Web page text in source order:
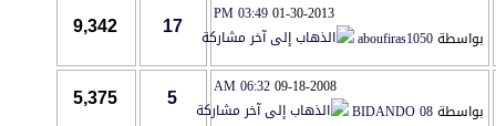
01-30-2013
03:49 PM
aboufiras1050
9,342
09-18-2008
06:32 AM
BIDANDO 08
5,375